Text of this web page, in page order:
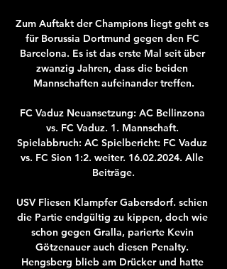
Zum Auftakt der Champions liegt geht es
für Borussia Dortmund gegen den FC
Barcelona. Es ist das erste Mal seit über
zwanzig Jahren, dass die beiden
Mannschaften aufeinander treffen.
FC Vaduz Neuansetzung: AC Bellinzona
vs. FC Vaduz. 1. Mannschaft.
Spielabbruch: AC Spielbericht: FC Vaduz
vs. FC Sion 1:2. weiter. 16.02.2024. Alle
Beiträge.
USV Fliesen Klampfer Gabersdorf. schien
die Partie endgültig zu kippen, doch wie
schon gegen Gralla, parierte Kevin
Götzenauer auch diesen Penalty.
Hengsberg blieb am Drücker und hatte